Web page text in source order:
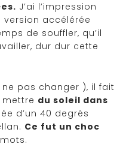
J’ai l’impression
version accélérée
de souffler, qu’il
dur dur cette
pas changer ), il fait
mettre du soleil dans
d’un 40 degrés
Ce fut un choc